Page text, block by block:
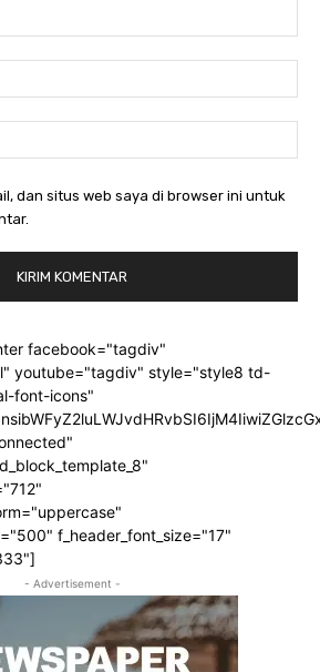
dan situs web saya di browser ini untuk
facebook="tagdiv"
youtube="tagdiv" style="style8 td-
font-icons"
f_header_font_size="17"
- Advertisement -